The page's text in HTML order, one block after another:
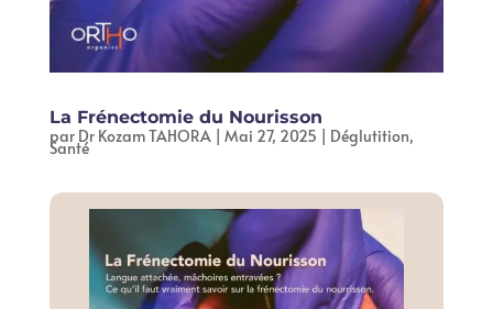
La Frénectomie du Nourisson
par Dr Kozam TAHORA| Mai 27, 2025 Déglutition,
Santé